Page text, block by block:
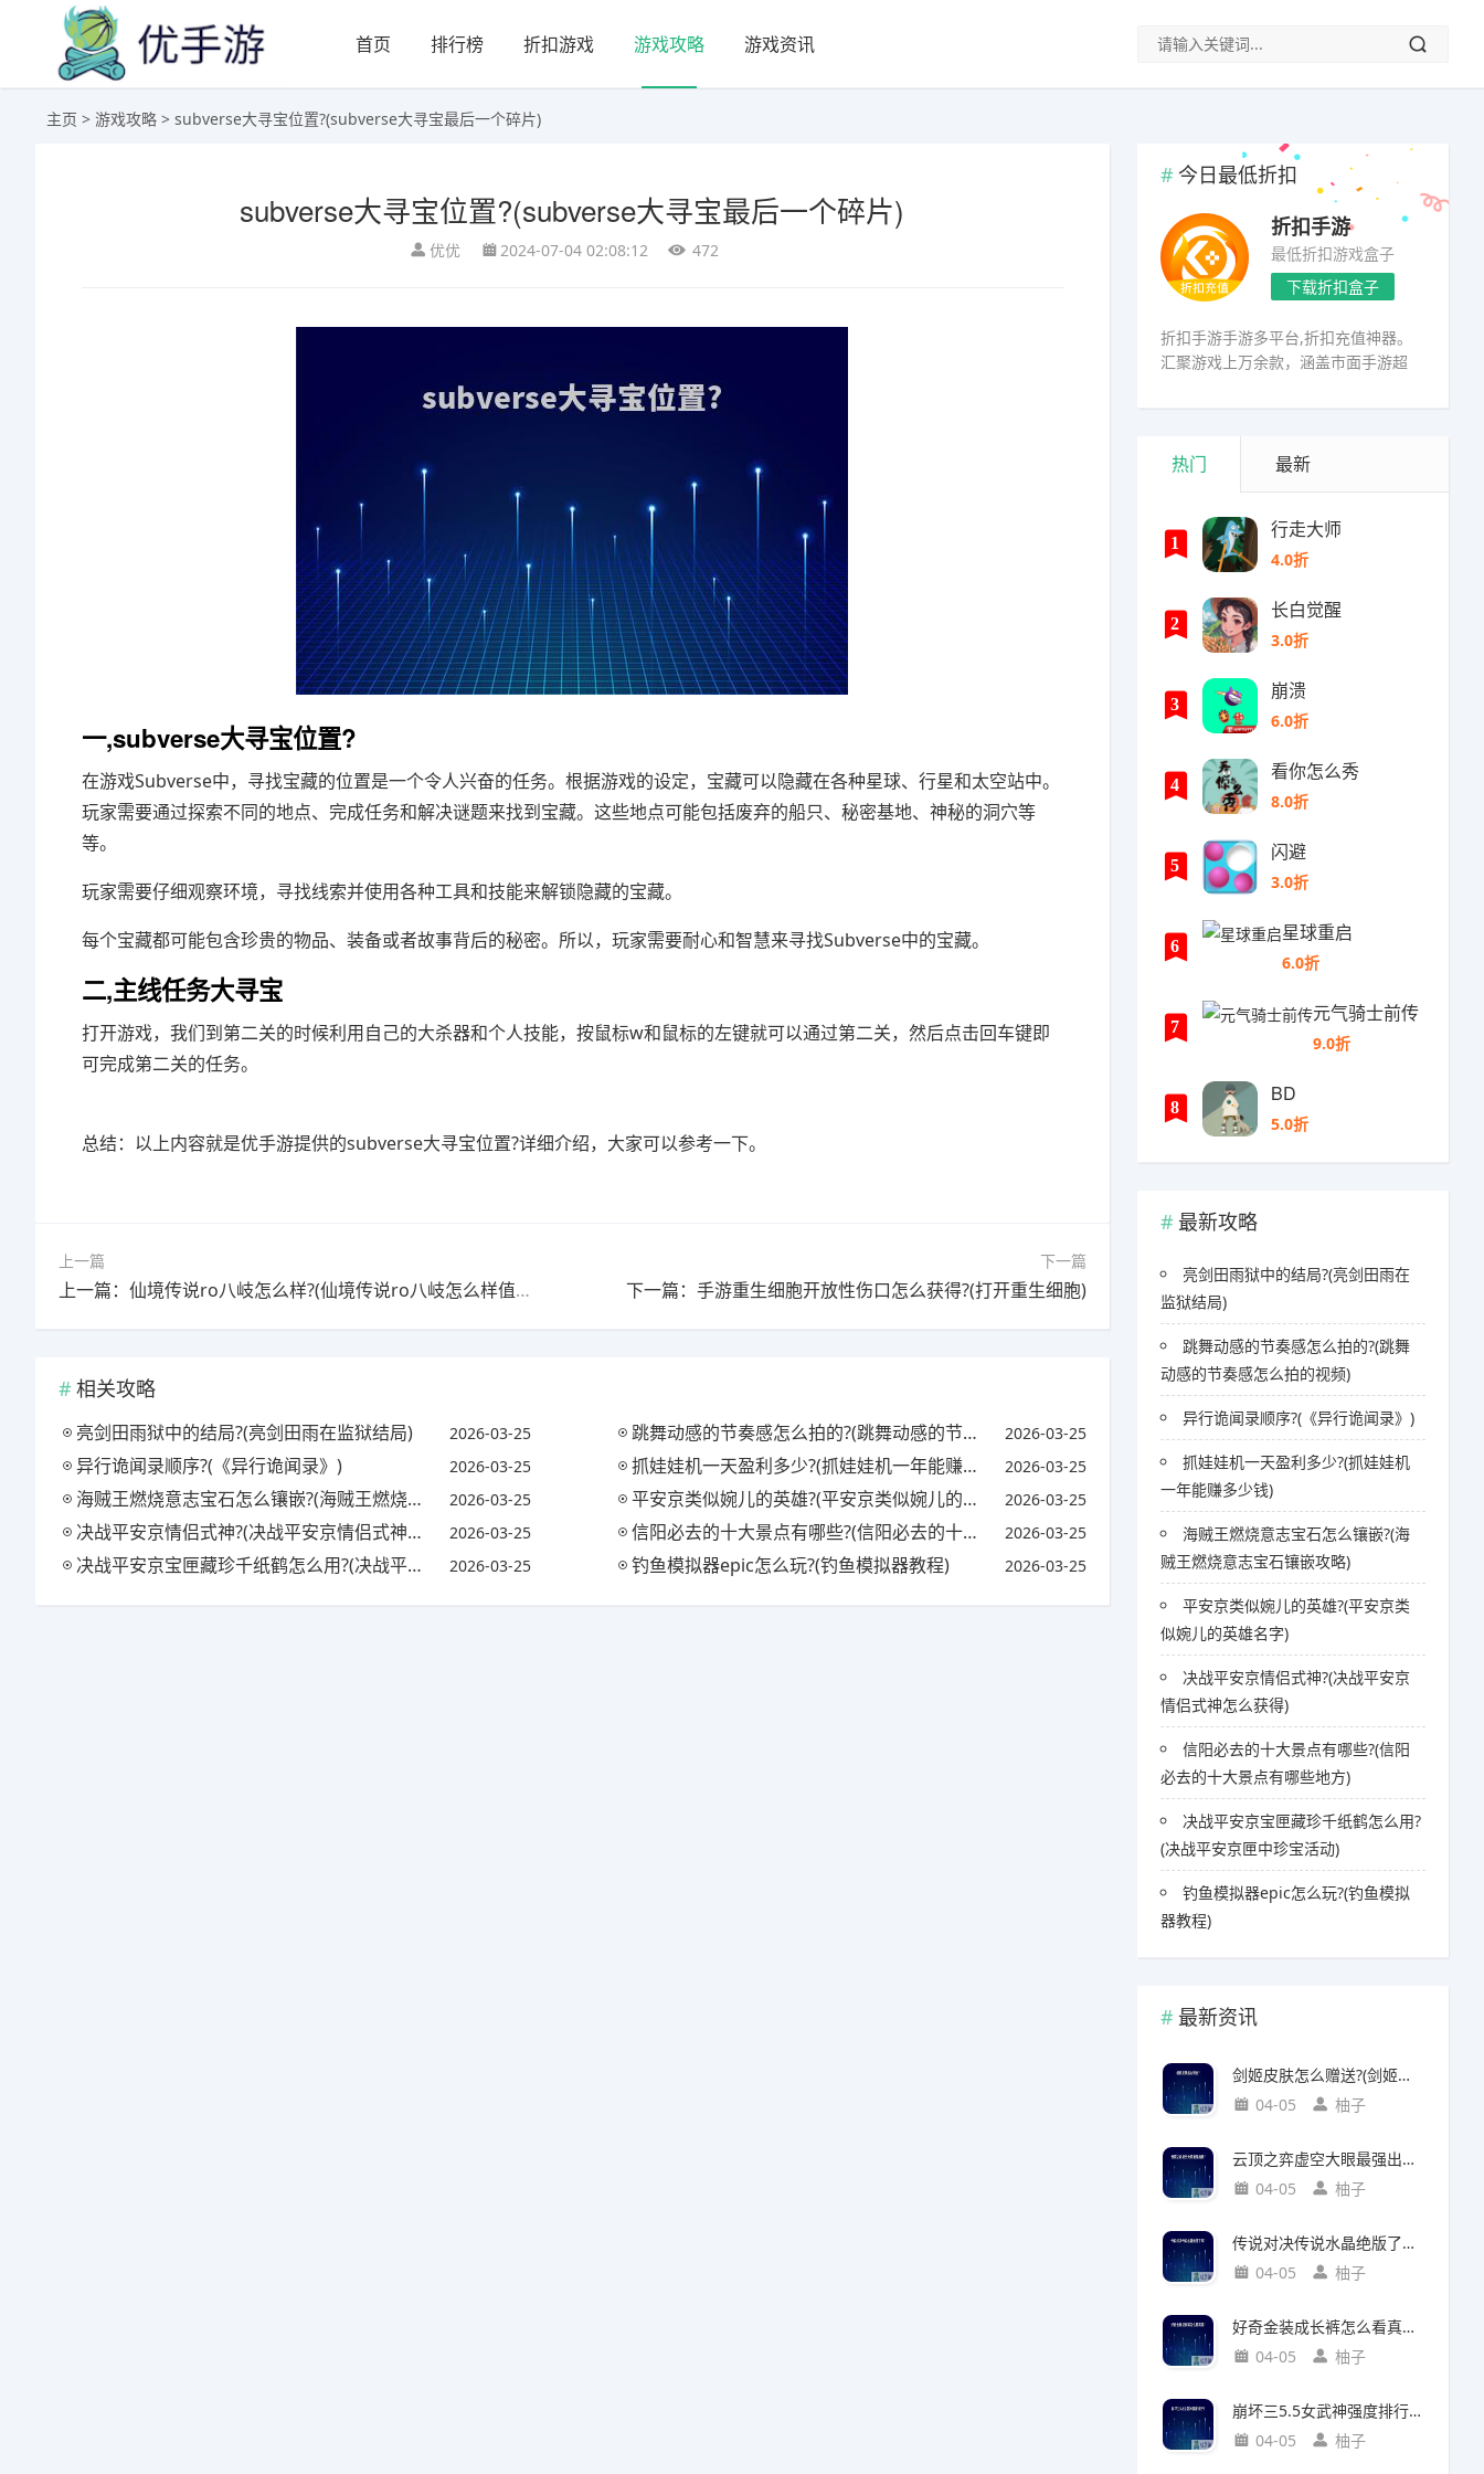
首页 排行榜 折扣游戏 游戏攻略 游戏资讯
主页 > 游戏攻略 > subverse大寻宝位置?(subverse大寻宝最后一个碎片)
subverse大寻宝位置?(subverse大寻宝最后一个碎片)
优优 2024-07-04 02:08:12 472
一,subverse大寻宝位置?
在游戏Subverse中，寻找宝藏的位置是一个令人兴奋的任务。根据游戏的设定，宝藏可以隐藏在各种星球、行星和太空站中。
玩家需要通过探索不同的地点、完成任务和解决谜题来找到宝藏。这些地点可能包括废弃的船只、秘密基地、神秘的洞穴等
等。
玩家需要仔细观察环境，寻找线索并使用各种工具和技能来解锁隐藏的宝藏。
每个宝藏都可能包含珍贵的物品、装备或者故事背后的秘密。所以，玩家需要耐心和智慧来寻找Subverse中的宝藏。
二,主线任务大寻宝
打开游戏，我们到第二关的时候利用自己的大杀器和个人技能，按鼠标w和鼠标的左键就可以通过第二关，然后点击回车键即
可完成第二关的任务。
总结：以上内容就是优手游提供的subverse大寻宝位置?详细介绍，大家可以参考一下。
上一篇
上一篇：仙境传说ro八岐怎么样?(仙境传说ro八岐怎么样值得玩吗)
下一篇
下一篇：手游重生细胞开放性伤口怎么获得?(打开重生细胞)
相关攻略
亮剑田雨狱中的结局?(亮剑田雨在监狱结局) 2026-03-25 跳舞动感的节奏感怎么拍的?(跳舞动感的节奏感怎么拍的视频) 2026-03-25
异行诡闻录顺序?(《异行诡闻录》) 2026-03-25 抓娃娃机一天盈利多少?(抓娃娃机一年能赚多少钱) 2026-03-25
海贼王燃烧意志宝石怎么镶嵌?(海贼王燃烧意志宝石镶嵌攻略) 2026-03-25 平安京类似婉儿的英雄?(平安京类似婉儿的英雄名字) 2026-03-25
决战平安京情侣式神?(决战平安京情侣式神怎么获得) 2026-03-25 信阳必去的十大景点有哪些?(信阳必去的十大景点有哪些地方) 2026-03-25
决战平安京宝匣藏珍千纸鹤怎么用?(决战平安京匣中珍宝活动) 2026-03-25 钓鱼模拟器epic怎么玩?(钓鱼模拟器教程) 2026-03-25
今日最低折扣
折扣手游
最低折扣游戏盒子
下载折扣盒子
折扣手游手游多平台,折扣充值神器。
汇聚游戏上万余款，涵盖市面手游超
热门 最新
1
行走大师
4.0折
2
长白觉醒
3.0折
3
崩溃
6.0折
4
看你怎么秀
8.0折
5
闪避
3.0折
6
星球重启
6.0折
7
元气骑士前传
9.0折
8
BD
5.0折
最新攻略
亮剑田雨狱中的结局?(亮剑田雨在
监狱结局)
跳舞动感的节奏感怎么拍的?(跳舞
动感的节奏感怎么拍的视频)
异行诡闻录顺序?(《异行诡闻录》)
抓娃娃机一天盈利多少?(抓娃娃机
一年能赚多少钱)
海贼王燃烧意志宝石怎么镶嵌?(海
贼王燃烧意志宝石镶嵌攻略)
平安京类似婉儿的英雄?(平安京类
似婉儿的英雄名字)
决战平安京情侣式神?(决战平安京
情侣式神怎么获得)
信阳必去的十大景点有哪些?(信阳
必去的十大景点有哪些地方)
决战平安京宝匣藏珍千纸鹤怎么用?
(决战平安京匣中珍宝活动)
钓鱼模拟器epic怎么玩?(钓鱼模拟
器教程)
最新资讯
剑姬皮肤怎么赠送?(剑姬皮肤怎么赠送给别人)
04-05
柚子
云顶之弈虚空大眼最强出装?(云顶之弈虚空之眼出装)
04-05
柚子
传说对决传说水晶绝版了吗?(传说对决 传说水晶)
04-05
柚子
好奇金装成长裤怎么看真假?(好奇金装成长裤怎么看真假鉴别)
04-05
柚子
崩坏三5.5女武神强度排行?(崩坏三5.2女武神强度)
04-05
柚子